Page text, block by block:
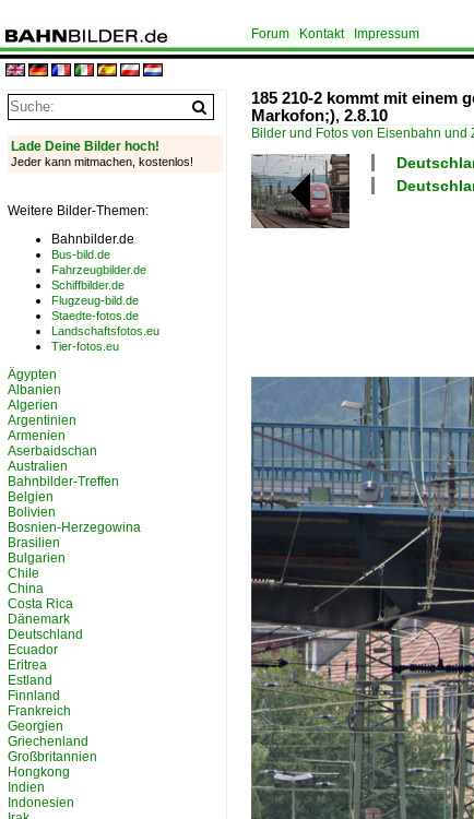
Forum Kontakt Impressum
185 210-2 kommt mit einem
Markofon;), 2.8.10
Bilder und Fotos von Eisenbahn und
Lade Deine Bilder hoch!
Jeder kann mitmachen, kostenlos!
Weitere Bilder-Themen:
Bahnbilder.de
Bus-bild.de
Fahrzeugbilder.de
Schiffbilder.de
Flugzeug-bild.de
Staedte-fotos.de
Landschaftsfotos.eu
Tier-fotos.eu
Ägypten
Albanien
Algerien
Argentinien
Armenien
Aserbaidschan
Australien
Bahnbilder-Treffen
Belgien
Bolivien
Bosnien-Herzegowina
Brasilien
Bulgarien
Chile
China
Costa Rica
Dänemark
Deutschland
Ecuador
Eritrea
Estland
Finnland
Frankreich
Georgien
Griechenland
Großbritannien
Hongkong
Indien
Indonesien